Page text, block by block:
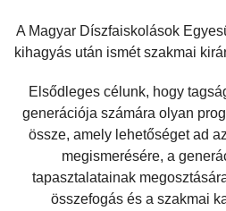
A Magyar Díszfaiskolások
kihagyás után ismét szakmai
Elsődleges célunk, hogy
generációja számára olyan
össze, amely lehetőséget ad
megismerésére, a
tapasztalatainak
összefogás és a szakmai